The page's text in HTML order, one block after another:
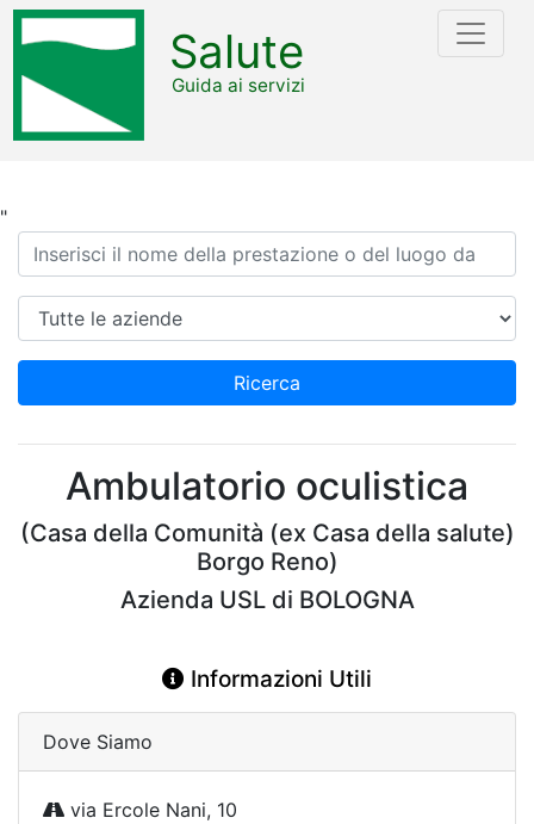
"
Salute
Guida ai servizi
Ricerca
Azienda
Ricerca
Ambulatorio oculistica
(Casa della Comunità (ex Casa della salute)
Borgo Reno)
Azienda USL di BOLOGNA
Informazioni Utili
Dove Siamo
via Ercole Nani, 10